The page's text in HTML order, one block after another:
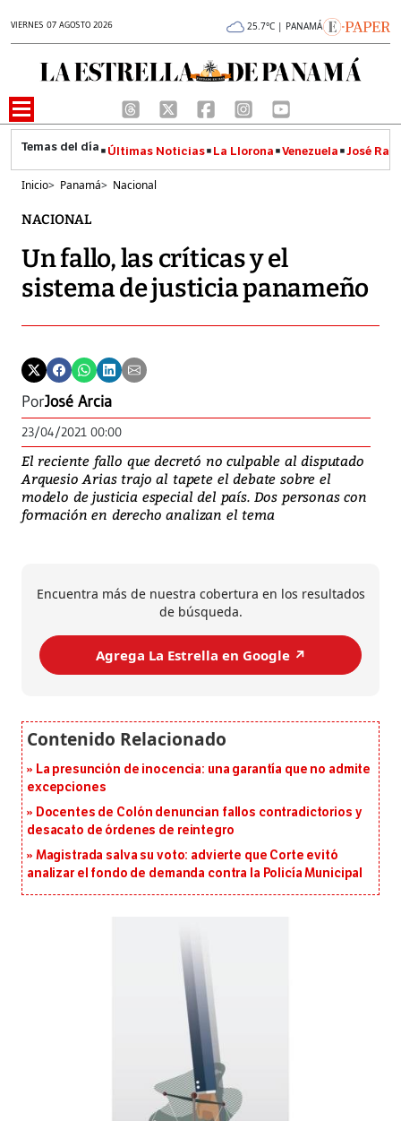
VIERNES 07 AGOSTO 2026 25.7°C | PANAMÁ
Últimas Noticias La Llorona Venezuela José
Inicio> Panamá> Nacional
NACIONAL
Un fallo, las críticas y el
sistema de justicia panameño
PorJosé Arcia
23/04/2021 00:00
El reciente fallo que decretó no culpable al disputado
Arquesio Arias trajo al tapete el debate sobre el
modelo de justicia especial del país. Dos personas con
formación en derecho analizan el tema
Encuentra más de nuestra cobertura en los resultados
de búsqueda.
Agrega La Estrella en Google ↗️
La presunción de inocencia: una garantía que no admite
excepciones
Docentes de Colón denuncian fallos contradictorios y
desacato de órdenes de reintegro
Magistrada salva su voto: advierte que Corte evitó
analizar el fondo de demanda contra la Policía Municipal